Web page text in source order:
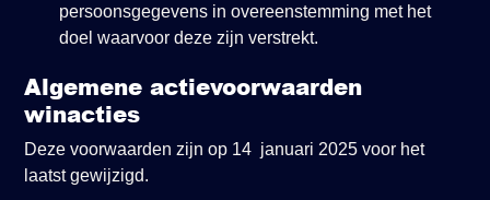
persoonsgegevens in overeenstemming met het
doel waarvoor deze zijn verstrekt.
Algemene actievoorwaarden
winacties
Deze voorwaarden zijn op 14 januari 2025 voor het
laatst gewijzigd.